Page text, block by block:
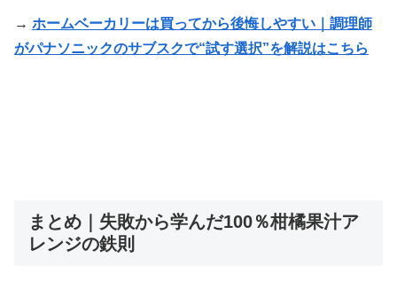
→ ホームベーカリーは買ってから後悔しやすい｜調理師
がパナソニックのサブスクで“試す選択”を解説はこちら
まとめ｜失敗から学んだ100％柑橘果汁ア
レンジの鉄則